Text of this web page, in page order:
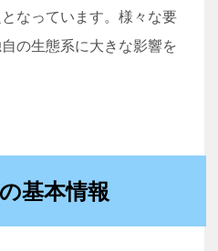
なっています。様々な要
の生態系に大きな影響を
基本情報